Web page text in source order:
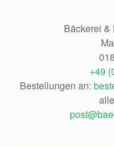
Bäckerei &
+49
Bestellungen an: